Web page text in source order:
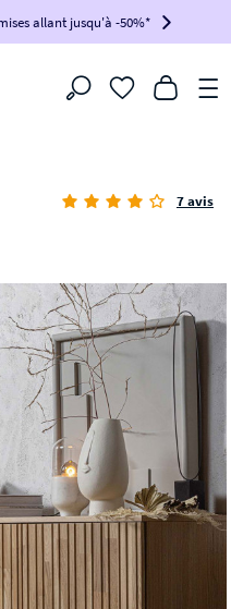
sur votre commande !
BIKINI100
de page-
allant jusqu'à -50%*
Filtrer
7 avis